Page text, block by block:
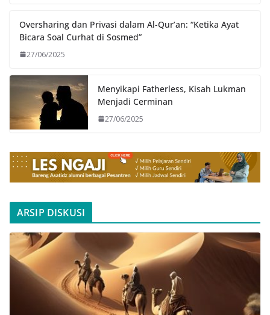
Oversharing dan Privasi dalam Al-Qur’an: “Ketika Ayat
Bicara Soal Curhat di Sosmed”
27/06/2025
Menyikapi Fatherless, Kisah Lukman
Menjadi Cerminan
27/06/2025
ARSIP DISKUSI